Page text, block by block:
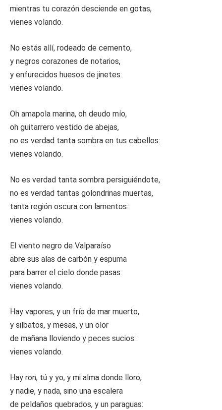
mientras tu corazón desciende en gotas,
vienes volando.
No estás allí, rodeado de cemento,
y negros corazones de notarios,
y enfurecidos huesos de jinetes:
vienes volando.
Oh amapola marina, oh deudo mío,
oh guitarrero vestido de abejas,
no es verdad tanta sombra en tus cabellos:
vienes volando.
No es verdad tanta sombra persiguiéndote,
no es verdad tantas golondrinas muertas,
tanta región oscura con lamentos:
vienes volando.
El viento negro de Valparaíso
abre sus alas de carbón y espuma
para barrer el cielo donde pasas:
vienes volando.
Hay vapores, y un frío de mar muerto,
y silbatos, y mesas, y un olor
de mañana lloviendo y peces sucios:
vienes volando.
Hay ron, tú y yo, y mi alma donde lloro,
y nadie, y nada, sino una escalera
de peldaños quebrados, y un paraguas: